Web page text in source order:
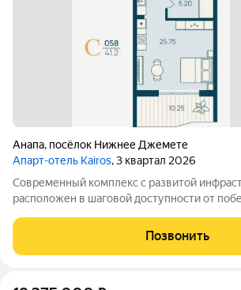
Анапа, посёлок Нижнее Джемете
Апарт-отель Kairos, 3 квартал 2026
Современный комплекс с развитой
расположен в шаговой доступности от
концепцией. Инфраструктура комплекса
Всесезонный подогреваемый бассейн с
Позвонить